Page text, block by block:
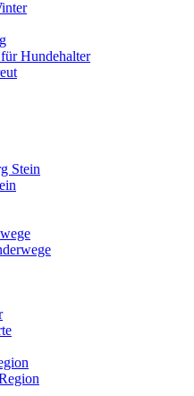
Hundehalter
Stein